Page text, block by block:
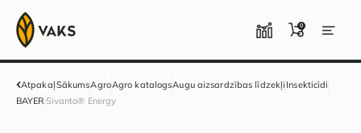
0
AtpakaļSākumsAgroAgro katalogsAugu aizsardzības līdzekļi Insekticīdi
BAYER Sivanto® Energy